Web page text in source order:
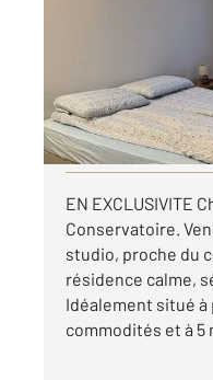
Appartement
790 €
par mois charges
Visiter le site dédié
EN EXCLUSIVITE
Conservatoire.
studio, proche du
résidence calme,
Idéalement situé
commodités et à 5